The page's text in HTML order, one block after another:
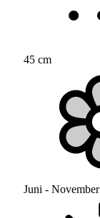
45 cm
Juni - November